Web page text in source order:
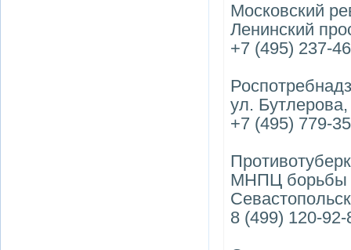
Московский
Ленинский
+7 (495) 237-
ул.
+7 (495) 779-
МНПЦ борьбы
8 (499) 120-92-